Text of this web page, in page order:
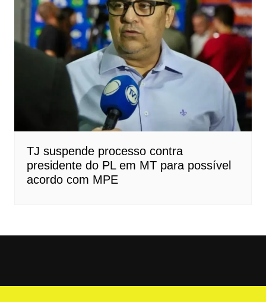
TJ suspende processo contra
presidente do PL em MT para possível
acordo com MPE